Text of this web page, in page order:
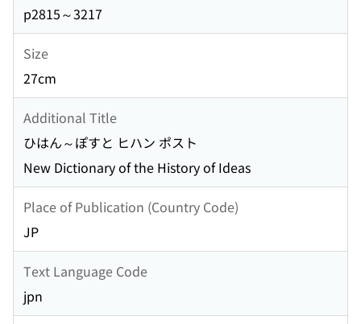
p2815～3217
Size
27cm
Additional Title
ひはん～ぽすと ヒハン ポスト
New Dictionary of the History of Ideas
Place of Publication (Country Code)
JP
Text Language Code
jpn